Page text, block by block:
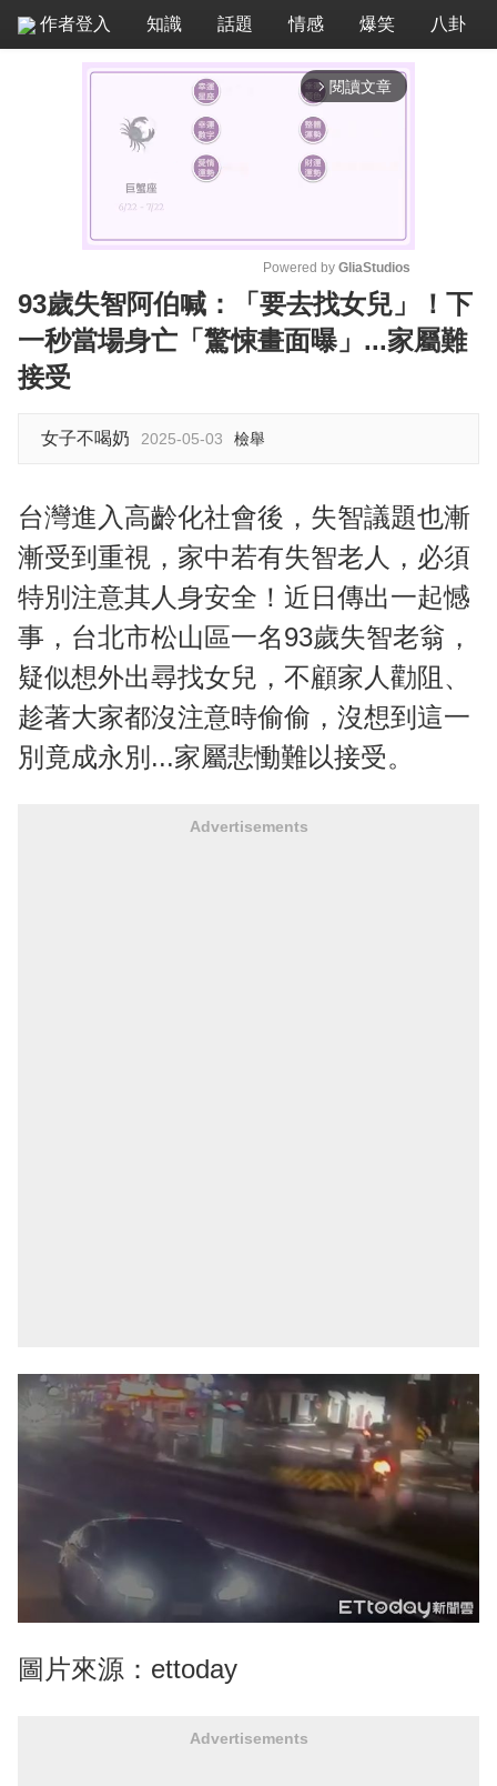
作者登入 知識 話題 情感 爆笑 八卦
arrow_forward_ios 閱讀文章
M
t
Powered by GliaStudios
93歲失智阿伯喊：「要去找女兒」！下
一秒當場身亡「驚悚畫面曝」...家屬難
接受
女子不喝奶 2025-05-03 檢舉
台灣進入高齡化社會後，失智議題也漸
漸受到重視，家中若有失智老人，必須
特別注意其人身安全！近日傳出一起憾
事，台北市松山區一名93歲失智老翁，
疑似想外出尋找女兒，不顧家人勸阻、
趁著大家都沒注意時偷偷，沒想到這一
別竟成永別...家屬悲慟難以接受。
Advertisements
圖片來源：ettoday
Advertisements